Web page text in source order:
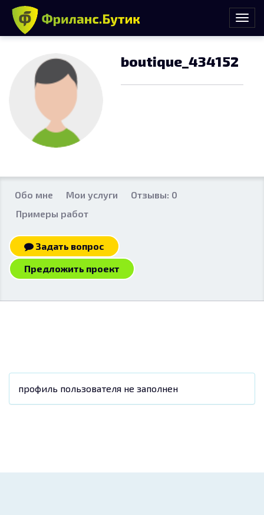
boutique_434152
Обо мне Мои услуги
Отзывы: 0
Примеры работ
Задать вопрос
Предложить проект
профиль пользователя не заполнен